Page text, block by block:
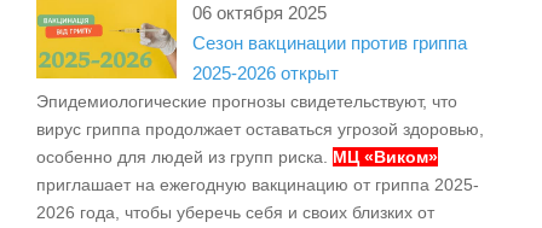
06 октября 2025
Сезон вакцинации против гриппа
2025-2026 открыт
Эпидемиологические прогнозы свидетельствуют, что
вирус гриппа продолжает оставаться угрозой здоровью,
особенно для людей из групп риска. МЦ «Виком»
приглашает на ежегодную вакцинацию от гриппа 2025-
2026 года, чтобы уберечь себя и своих близких от